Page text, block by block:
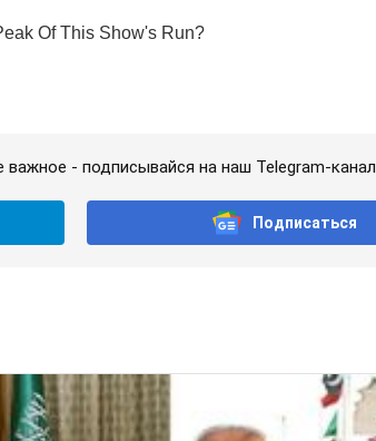
- подписывайся на наш Telegram-канал
Подписаться